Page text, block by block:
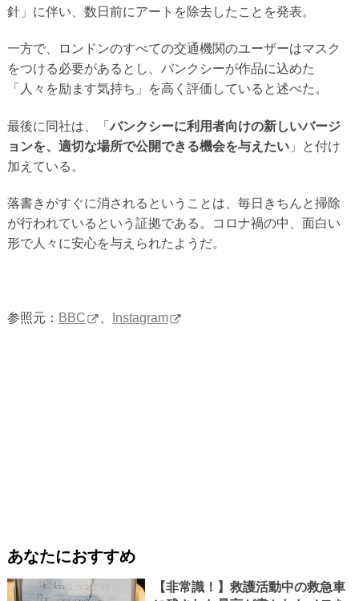
針」に伴い、数日前にアートを除去したことを発表。
一方で、ロンドンのすべての交通機関のユーザーはマスク
をつける必要があるとし、バンクシーが作品に込めた
「人々を励ます気持ち」を高く評価していると述べた。
最後に同社は、「バンクシーに利用者向けの新しいバージ
ョンを、適切な場所で公開できる機会を与えたい」と付け
加えている。
落書きがすぐに消されるということは、毎日きちんと掃除
が行われているという証拠である。コロナ禍の中、面白い
形で人々に安心を与えられたようだ。
参照元： BBC Instagram
あなたにおすすめ
【非常識！】救護活動中の救急車